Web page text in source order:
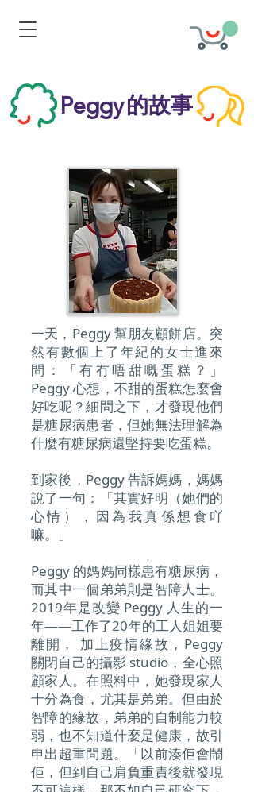
Peggy的故事
一天，Peggy 幫朋友顧餅店。突
然有數個上了年紀的女士進來
問：「有冇唔甜嘅蛋糕？」
Peggy 心想，不甜的蛋糕怎麼會
好吃呢？細問之下，才發現他們
是糖尿病患者，但她無法理解為
什麼有糖尿病還堅持要吃蛋糕。
到家後，Peggy 告訴媽媽，媽媽
說了一句：「其實好明（她們的
心情），因為我真係想食吖
嘛。」
Peggy 的媽媽同樣患有糖尿病，
而其中一個弟弟則是智障人士。
2019年是改變 Peggy 人生的一
年——工作了20年的工人姐姐要
離開， 加上疫情緣故，Peggy
關閉自己的攝影 studio，全心照
顧家人。在照料中，她發現家人
十分為食，尤其是弟弟。但由於
智障的緣故，弟弟的自制能力較
弱，也不知道什麼是健康，故引
申出超重問題。「以前湊佢會鬧
佢，但到自己肩負重責後就發現